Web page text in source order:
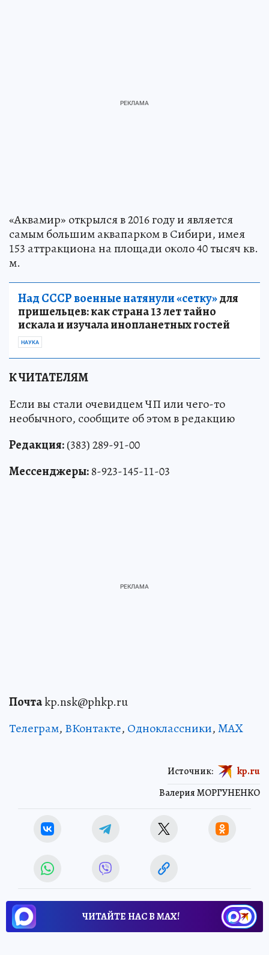
«Аквамир» открылся в 2016 году и является
самым большим аквапарком в Сибири, имея
153 аттракциона на площади около 40 тысяч кв.
м.
Над СССР военные натянули «сетку»для
пришельцев: как страна 13 лет тайно
искала и изучала инопланетных гостей
НАУКА
К ЧИТАТЕЛЯМ
Если вы стали очевидцем ЧП или чего-то
необычного, сообщите об этом в редакцию
Редакция:(383) 289-91-00
Мессенджеры:8-923-145-11-03
Почтаkp.nsk@phkp.ru
Телеграм, ВКонтакте, Одноклассники,MAX
Валерия МОРГУНЕНКО
Источник: kp.ru
ЧИТАЙТЕ НАС В МАХ!